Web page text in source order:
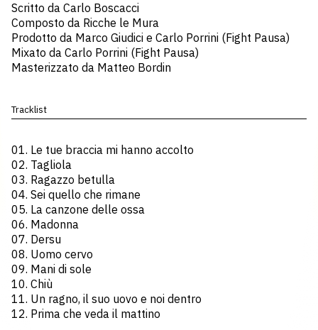
Scritto da Carlo Boscacci
Composto da Ricche le Mura
Prodotto da Marco Giudici e Carlo Porrini (Fight Pausa)
Mixato da Carlo Porrini (Fight Pausa)
Masterizzato da Matteo Bordin
Tracklist
01. Le tue braccia mi hanno accolto
02. Tagliola
03. Ragazzo betulla
04. Sei quello che rimane
05. La canzone delle ossa
06. Madonna
07. Dersu
08. Uomo cervo
09. Mani di sole
10. Chiù
11. Un ragno, il suo uovo e noi dentro
12. Prima che veda il mattino